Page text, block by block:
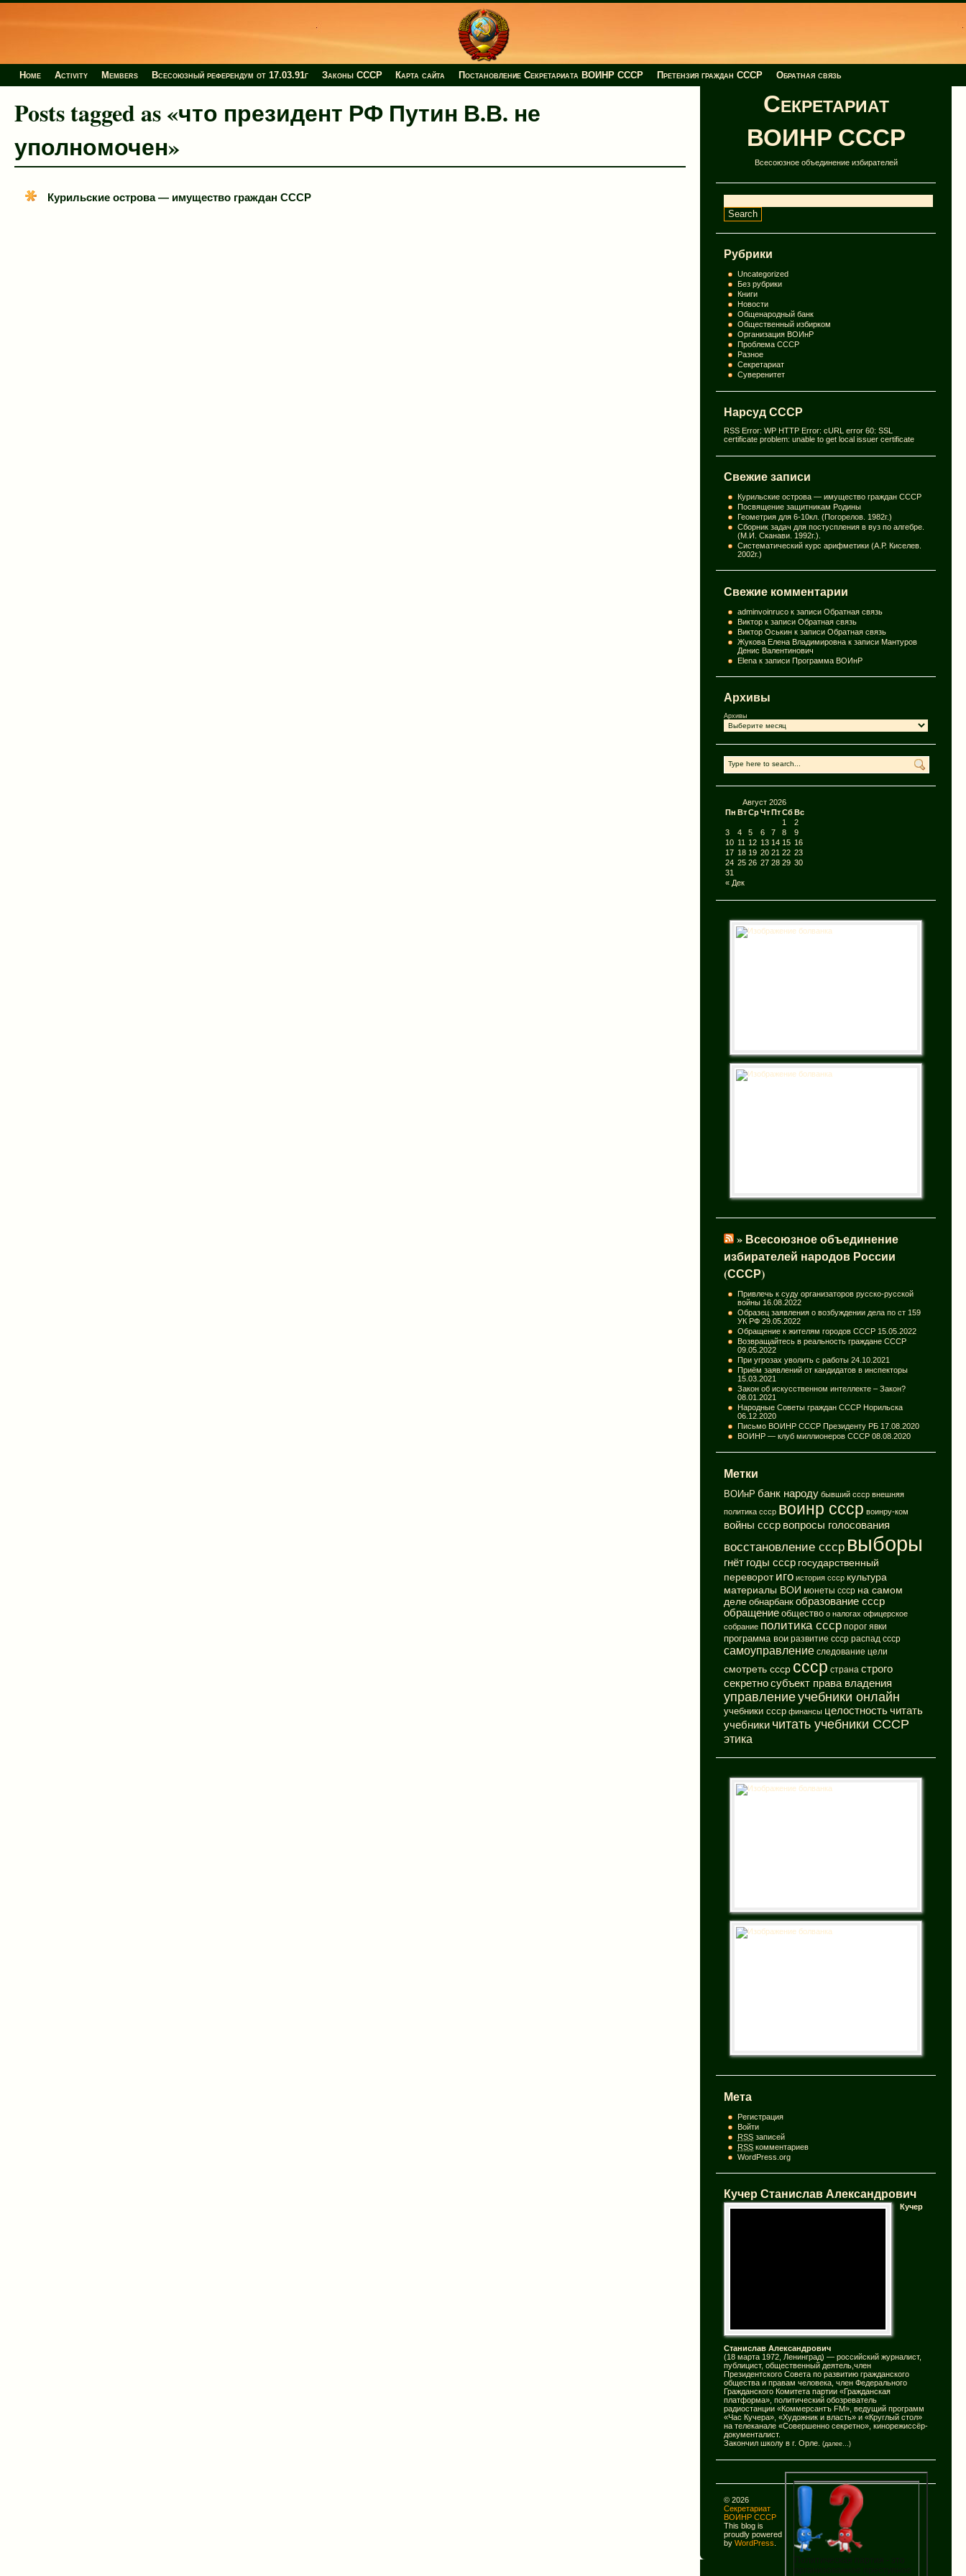
Home Activity Members Всесоюзный референдум от 17.03.91г Законы СССР Карта сайта Постановление Секретариата ВОИНР СССР Претензия граждан СССР Обратная связь
Секретариат
ВОИНР СССР
Всесоюзное объединение избирателей
Рубрики
Uncategorized
Без рубрики
Книги
Новости
Общенародный банк
Общественный избирком
Организация ВОИнР
Проблема СССР
Разное
Секретариат
Суверенитет
Нарсуд СССР
RSS Error: WP HTTP Error: cURL error 60: SSL
certificate problem: unable to get local issuer certificate
Свежие записи
Курильские острова — имущество граждан СССР
Посвящение защитникам Родины
Геометрия для 6-10кл. (Погорелов. 1982г.)
Сборник задач для постуспления в вуз по алгебре.
(М.И. Сканави. 1992г.).
Систематический курс арифметики (А.Р. Киселев.
2002г.)
Свежие комментарии
adminvoinruco к записиОбратная связь
Виктор к записиОбратная связь
Виктор Оськин к записиОбратная связь
Жукова Елена Владимировна к записиМантуров
Денис Валентинович
Elena к записиПрограмма ВОИнР
Архивы
Архивы
Август 2026
Пн ВтСрЧтПтСбВс
« Дек
1
2
3
4 5 6 7 8
9
10 11 12 13 14 15 16
17 18 19 20 21 22 23
24 25 26 27 28 29 30
31
» Всесоюзное объединение
избирателей народов России
(СССР)
Привлечь к суду организаторов русско-русской
войны 16.08.2022
Образец заявления о возбуждении дела по ст 159
УК РФ 29.05.2022
Обращение к жителям городов СССР 15.05.2022
Возвращайтесь в реальность граждане СССР
09.05.2022
При угрозах уволить с работы 24.10.2021
Приём заявлений от кандидатов в инспекторы
15.03.2021
Закон об искусственном интеллекте – Закон?
08.01.2021
Народные Советы граждан СССР Норильска
06.12.2020
Письмо ВОИНР СССР Президенту РБ 17.08.2020
ВОИНР — клуб миллионеров СССР 08.08.2020
Метки
ВОИнР банк народу бывший ссср внешняя
политика ссср воинр ссср воинру-ком
войны ссср вопросы голосования
восстановление ссср выборы
гнёт годы ссср государственный
переворот иго история ссср культура
материалы ВОИ монеты ссср на самом
деле обнарбанк образование ссср
обращение общество о налогах офицерское
собрание политика ссср порог явки
программа вои развитие ссср распад ссср
самоуправление следование цели
смотреть ссср ссср страна строго
секретно субъект права владения
управлениеучебники онлайн
учебники ссср финансы целостность читать
учебники читать учебники СССР
этика
Мета
Регистрация
Войти
RSS записей
RSS комментариев
WordPress.org
Кучер Станислав Александрович
Кучер
Станислав Александрович
(18 марта 1972, Ленинград) — российский журналист,
публицист, общественный деятель,член
Президентского Совета по развитию гражданского
общества и правам человека, член Федерального
Гражданского Комитета партии «Гражданская
платформа», политический обозреватель
радиостанции «Коммерсантъ FM», ведущий программ
«Час Кучера», «Художник и власть» и «Круглый стол»
на телеканале «Совершенно секретно», кинорежиссёр-
документалист.
Закончил школу в г. Орле. (далее…)
© 2026
Секретариат
ВОИНР СССР
This blog is
proudly powered
by WordPress.
Posts tagged as «что президент РФ Путин В.В. не
уполномочен»
Курильские острова — имущество граждан СССР